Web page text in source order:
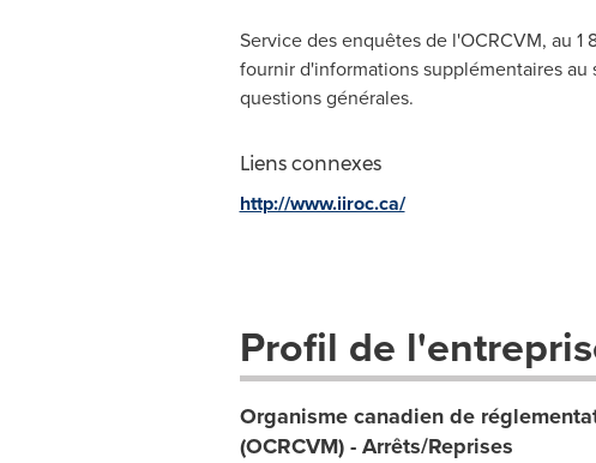
Service des enquêtes de l'OCRCVM, au
fournir d'informations supplémentaires
questions générales.
Liens connexes
http://www.iiroc.ca/
Profil de
Organisme canadien de
(OCRCVM) - Arrêts/Reprises